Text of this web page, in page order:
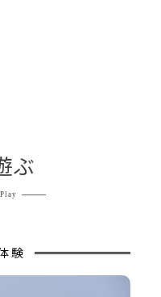
/泊 ～
2名】(バス・ト
)
ぶ
験